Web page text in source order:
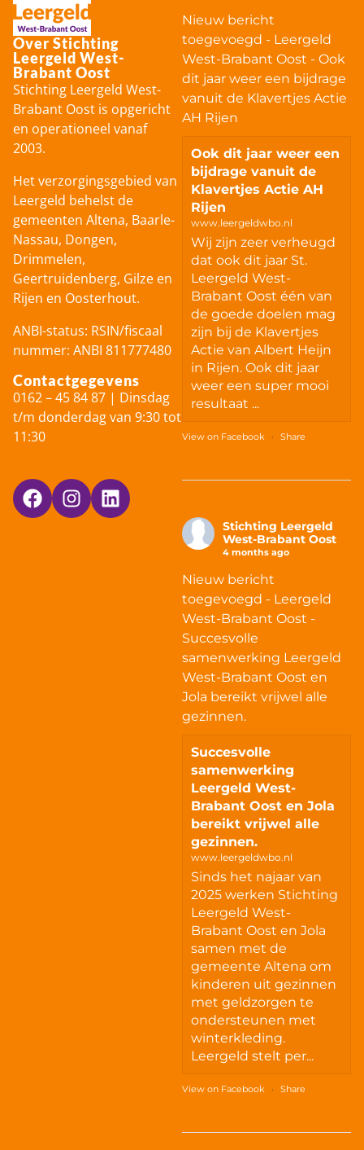
Over Stichting
Leergeld West-
Brabant Oost
Stichting Leergeld West-
Brabant Oost is opgericht
en operationeel vanaf
2003.
Het verzorgingsgebied van
Leergeld behelst de
gemeenten Altena, Baarle-
Nassau, Dongen,
Drimmelen,
Geertruidenberg, Gilze en
Rijen en Oosterhout.
ANBI-status: RSIN/fiscaal
nummer: ANBI 811777480
Contactgegevens
0162 – 45 84 87 | Dinsdag
t/m donderdag van 9:30 tot
11:30
Nieuw bericht
toegevoegd - Leergeld
West-Brabant Oost - Ook
dit jaar weer een bijdrage
vanuit de Klavertjes Actie
AH Rijen
Ook dit jaar weer een
bijdrage vanuit de
Klavertjes Actie AH
Rijen
www.leergeldwbo.nl
Wij zijn zeer verheugd
dat ook dit jaar St.
Leergeld West-
Brabant Oost één van
de goede doelen mag
zijn bij de Klavertjes
Actie van Albert Heijn
in Rijen. Ook dit jaar
weer een super mooi
resultaat ...
View on Facebook · Share
Stichting Leergeld
West-Brabant Oost
4 months ago
Nieuw bericht
toegevoegd - Leergeld
West-Brabant Oost -
Succesvolle
samenwerking Leergeld
West-Brabant Oost en
Jola bereikt vrijwel alle
gezinnen.
Succesvolle
samenwerking
Leergeld West-
Brabant Oost en Jola
bereikt vrijwel alle
gezinnen.
www.leergeldwbo.nl
Sinds het najaar van
2025 werken Stichting
Leergeld West-
Brabant Oost en Jola
samen met de
gemeente Altena om
kinderen uit gezinnen
met geldzorgen te
ondersteunen met
winterkleding.
Leergeld stelt per...
View on Facebook · Share